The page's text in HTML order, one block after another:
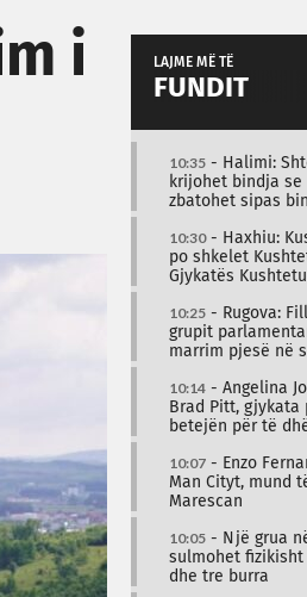
i
LAJME MË TË
FUNDIT
10:35 - Halimi:
krijohet bindja
zbatohet sipas
10:30- Haxhiu:
po shkelet
Gjykatës
10:25 - Rugova:
grupit
marrim pjesë në
10:14 - Angelina
Brad Pitt, gjykata
betejën për të
10:07 - Enzo
Man Cityt, mund
Marescan
10:05 - Një grua
sulmohet
dhe tre burra